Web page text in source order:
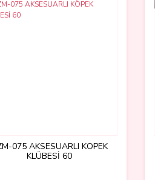
075 AKSESUARLI KÖPEK
KLÜBESİ 60